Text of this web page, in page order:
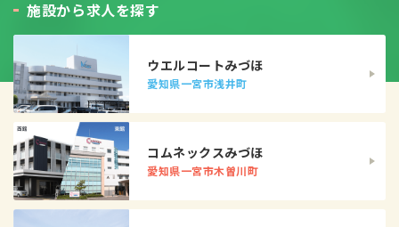
施設から求人を探す
ウエルコートみづほ
愛知県一宮市浅井町
コムネックスみづほ
愛知県一宮市木曽川町